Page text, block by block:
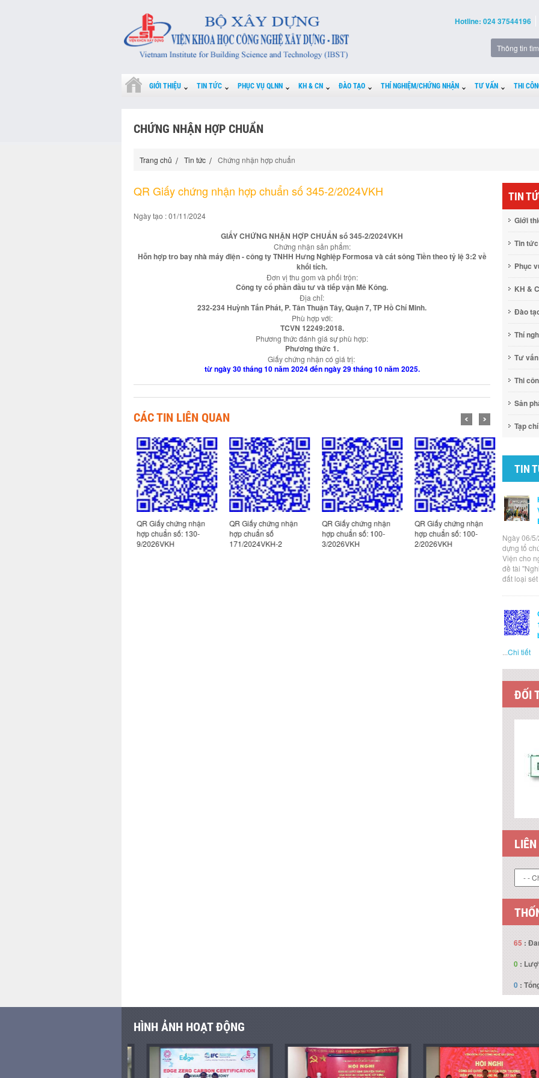
Hotline: 024 37544196
GIỚI THIỆU TIN TỨC PHỤC VỤ QLNN KH & CN ĐÀO TẠO THÍ NGHIỆM/CHỨNG NHẬN TƯ VẤN THI
CHỨNG NHẬN HỢP CHUẨN
Trang chủ Tin tức Chứng nhận hợp chuẩn
QR Giấy chứng nhận hợp chuẩn số 345-2/2024VKH
Ngày tạo : 01/11/2024
GIẤY CHỨNG NHẬN HỢP CHUẨN số 345-2/2024VKH
Chứng nhận sản phẩm:
Hỗn hợp tro bay nhà máy điện - công ty TNHH Hưng Nghiệp Formosa và cát sông Tiền theo tỷ lệ 3:2 về
khối tích.
Đơn vị thu gom và phối trộn:
Công ty cổ phần đầu tư và tiếp vận Mê Kông.
Địa chỉ:
232-234 Huỳnh Tấn Phát, P. Tân Thuận Tây, Quận 7, TP Hồ Chí Minh.
Phù hợp với:
TCVN 12249:2018.
Phương thức đánh giá sự phù hợp:
Phương thức 1.
Giấy chứng nhận có giá trị:
từ ngày 30 tháng 10 năm 2024 đến ngày 29 tháng 10 năm 2025.
CÁC TIN LIÊN QUAN
QR Giấy chứng nhận
hợp chuẩn số: 130-
9/2026VKH
QR Giấy chứng nhận
hợp chuẩn số
171/2024VKH-2
QR Giấy chứng nhận
hợp chuẩn số: 100-
3/2026VKH
QR Giấy chứng nhận
hợp chuẩn số: 100-
2/2026VKH
QR Giấy
hợp
1/
TIN
Giới
Tin tức
Phục
KH &
Đào
Thí
Tư vấn
Thi
Sản
Tạp chí
TIN
Ngày 06/
dựng tổ
Viện cho
đề tài
đất loại
...Chi tiết
ĐỐI
0:
HÌNH ẢNH HOẠT ĐỘNG